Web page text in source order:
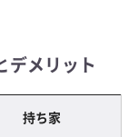
デメリット
持ち家